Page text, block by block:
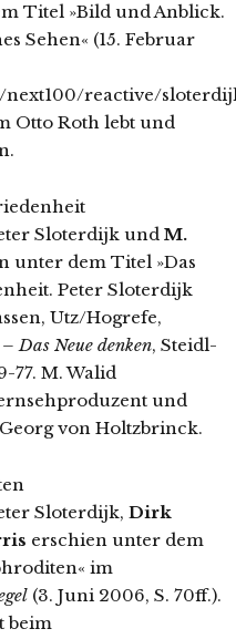
Titel »Bild und Anblick.
Sehen« (15. Februar
reactive/
Otto Roth lebt und
Sloterdijk und M.
unter dem Titel »Das
Peter Sloterdijk
Utz/Hogrefe,
Das Neue denken, Steidl-
77. M. Walid
und
von Holtzbrinck.
Sloterdijk, Dirk
erschien unter dem
im
(3. Juni 2006, S. 70ff.).
beim